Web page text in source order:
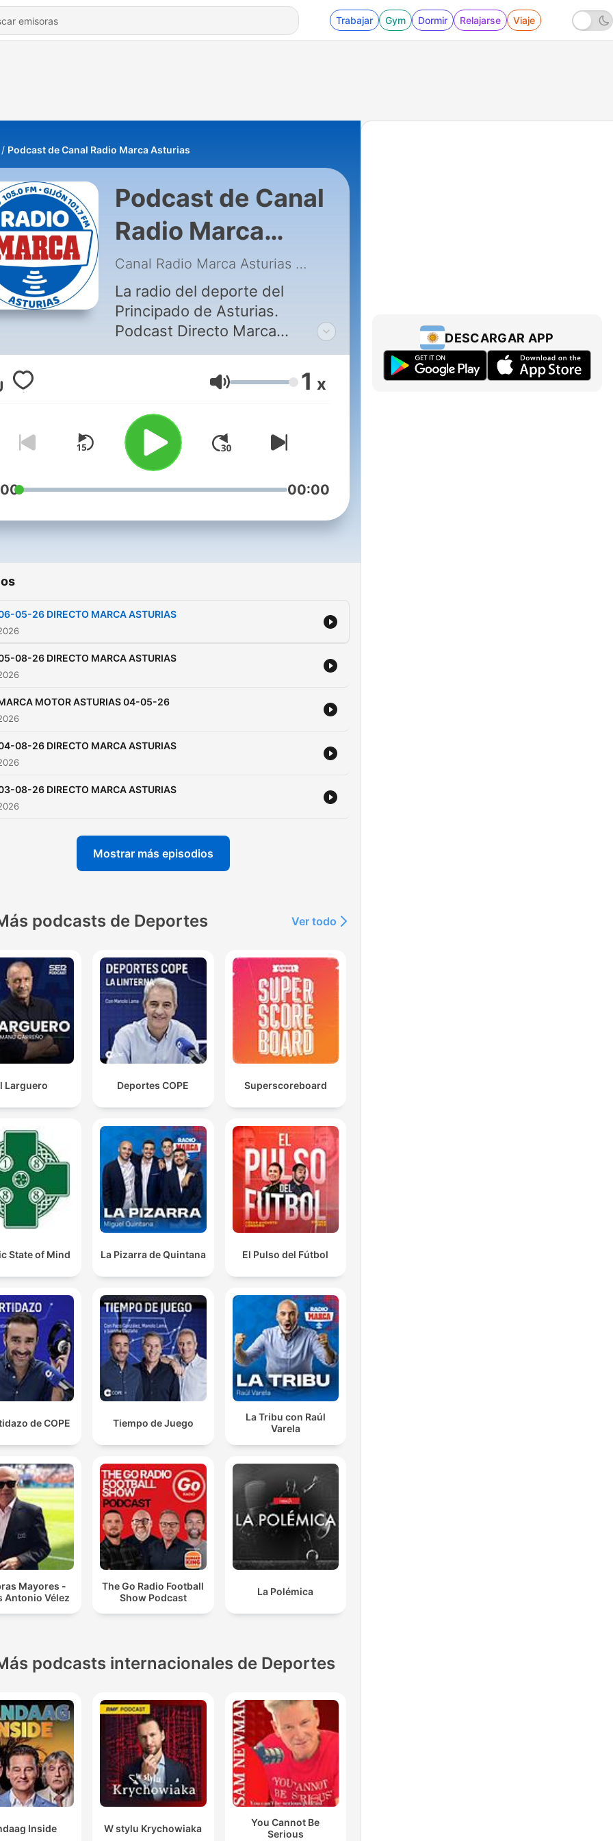
Trabajar Gym Dormir Relajarse Viaje
Podcast de Canal Radio Marca Asturias
Podcast de Canal
Radio Marca
Asturias
Canal Radio Marca Asturias |
La radio del deporte del
Principado de Asturias.
Podcast Directo Marca
Asturias, Intermedio y
Volumen 1 x
00:00
05-26 DIRECTO MARCA ASTURIAS
08-26 DIRECTO MARCA ASTURIAS
MOTOR ASTURIAS 04-05-26
08-26 DIRECTO MARCA ASTURIAS
08-26 DIRECTO MARCA ASTURIAS
Mostrar más episodios
podcasts de Deportes Ver todo
Larguero Deportes COPE Superscoreboard
State of Mind La Pizarra de Quintana El Pulso del Fútbol
de COPE Tiempo de Juego
La Tribu con Raúl
Varela
Mayores -
Antonio Vélez
The Go Radio Football
Show Podcast
La Polémica
podcasts internacionales de Deportes
Inside W stylu Krychowiaka
You Cannot Be
Serious
DESCARGAR APP